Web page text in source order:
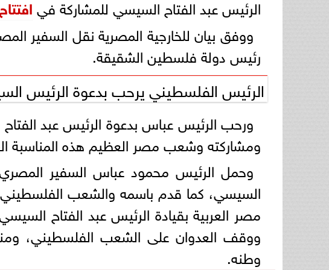
الرئيس عبد الفتاح السيسي للمشاركة في
ووفق بيان للخارجية المصرية نقل السفير
رئيس دولة فلسطين الشقيقة.
الرئيس الفلسطيني يرحب بدعوة الرئيس
ورحب الرئيس عباس بدعوة الرئيس عبد
ومشاركته وشعب مصر العظيم هذه المناسبة
وحمل الرئيس محمود عباس السفير المصري
السيسي، كما قدم باسمه والشعب الفلسطيني
مصر العربية بقيادة الرئيس عبد الفتاح
ووقف العدوان على الشعب الفلسطيني،
وطنه.